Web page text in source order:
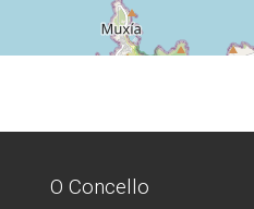
O Concello